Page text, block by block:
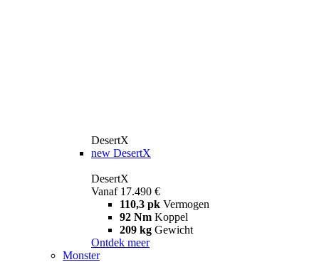
DesertX
new DesertX
DesertX
Vanaf 17.490 €
110,3 pk Vermogen
92 Nm Koppel
209 kg Gewicht
Ontdek meer
Monster